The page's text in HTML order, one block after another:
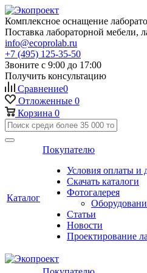
Комплексное оснащение
Поставка лабораторной мебели,
info@ecoprolab.ru
+7 (495) 125-35-50
Звоните с 9:00 до 17:00
Получить консультацию
Сравнение0
Отложенные 0
Корзина 0
Каталог
Покупателю
Условия оплаты и
Скачать каталоги
Фотогалерея
Статьи
Новости
Проектирование